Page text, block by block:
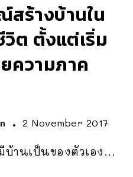
สร้างบ้านใน
ต ตั้งแต่เริ่ม
ความภาค
2 November 2017
านเป็นของตัวเอง...